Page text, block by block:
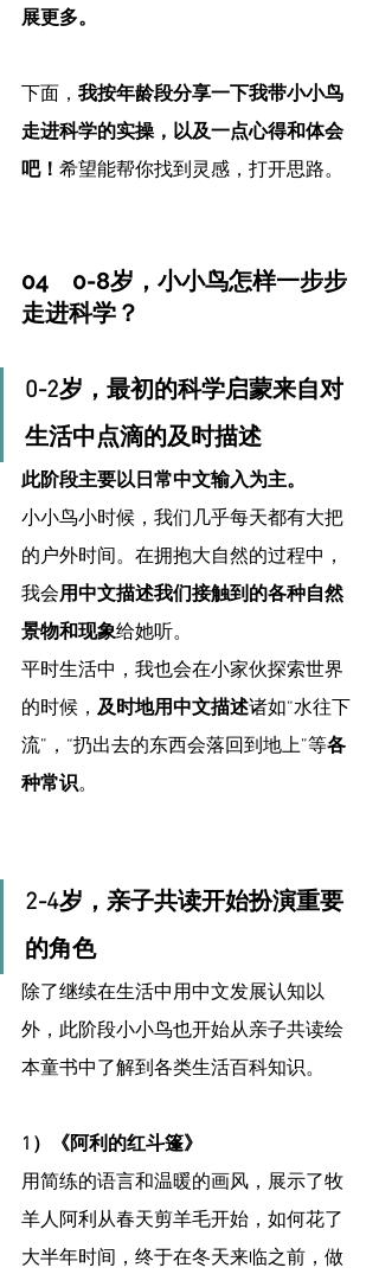
展更多。
下面， 我按年龄段分享一下我带小小鸟
走进科学的实操，以及一点心得和体会
吧！ 希望能帮你找到灵感，打开思路。
04    0-8岁，小小鸟怎样一步步
走进科学？
0-2岁，最初的科学启蒙来自对
生活中点滴的及时描述
此阶段主要以日常中文输入为主。
小小鸟小时候，我们几乎每天都有大把
的户外时间。在拥抱大自然的过程中，
我会用中文描述我们接触到的各种自然
景物和现象给她听。
平时生活中，我也会在小家伙探索世界
的时候， 及时地用中文描述诸如“水往下
流”，“扔出去的东西会落回到地上”等各
种常识。
2-4岁，亲子共读开始扮演重要
的角色
除了继续在生活中用中文发展认知以
外，此阶段小小鸟也开始从亲子共读绘
本童书中了解到各类生活百科知识。
1）《阿利的红斗篷》
用简练的语言和温暖的画风，展示了牧
羊人阿利从春天剪羊毛开始，如何花了
大半年时间，终于在冬天来临之前，做